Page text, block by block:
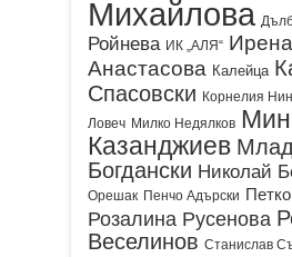
Михайлова
Ройнева ИК „АЛЯ“ Ирена
Анастасова Калейца
Спасовски Корнелия
Ловеч Милко Недялков
Казанджиев
Богдански Николай
Орешак Пенчо Адърски
Розалина Русенова
Веселинов Станислав